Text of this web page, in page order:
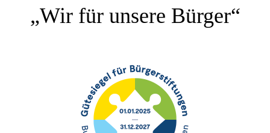
„Wir für unsere Bürger“